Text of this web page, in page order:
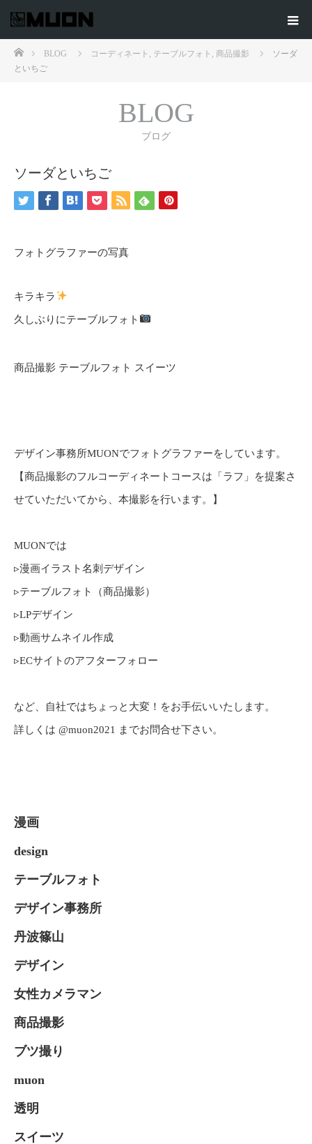
ホームBLOG コーディネート , テーブルフォト , 商品撮影
ソーダ
といちご
BLOG
ブログ
ソーダといちご
フォトグラファーの写真
キラキラ
久しぶりにテーブルフォト
商品撮影 テーブルフォト スイーツ
デザイン事務所MUONでフォトグラファーをしています。
【商品撮影のフルコーディネートコースは「ラフ」を提案さ
せていただいてから、本撮影を行います。】
MUONでは
▹漫画イラスト名刺デザイン
▹テーブルフォト（商品撮影）
▹LPデザイン
▹動画サムネイル作成
▹ECサイトのアフターフォロー
など、自社ではちょっと大変！をお手伝いいたします。
詳しくは @muon2021 までお問合せ下さい。
漫画
design
テーブルフォト
デザイン事務所
丹波篠山
デザイン
女性カメラマン
商品撮影
ブツ撮り
muon
透明
スイーツ